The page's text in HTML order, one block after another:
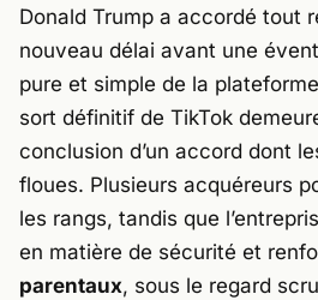
Donald Trump a accordé tout
nouveau délai avant une
pure et simple de la
sort définitif de TikTok
conclusion d’un accord dont
floues. Plusieurs acquéreurs
les rangs, tandis que
en matière de sécurité et
parentaux, sous le regard